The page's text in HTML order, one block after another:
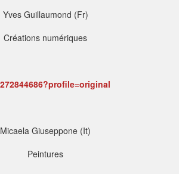
Yves Guillaumond (Fr)
Créations numériques
Micaela Giuseppone (It)
Peintures